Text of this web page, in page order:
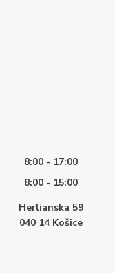
8:00 - 17:00
8:00 - 15:00
Herlianska 59
040 14 Košice